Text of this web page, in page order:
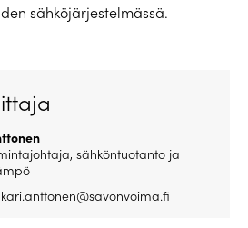
sähköjärjestelmässä.
sähköntuotanto ja
kari.anttonen@savonvoima.fi